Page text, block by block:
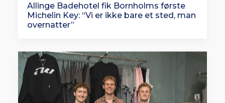
Allinge Badehotel fik Bornholms første
Michelin Key: “Vi er ikke bare et sted, man
overnatter”